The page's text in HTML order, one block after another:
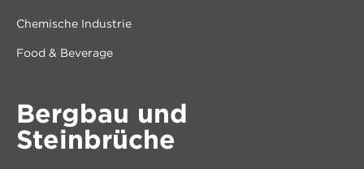
Chemische Industrie
Food & Beverage
Bergbau und
Steinbrüche